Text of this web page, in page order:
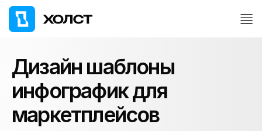
Дизайн шаблоны
инфографик для
маркетплейсов